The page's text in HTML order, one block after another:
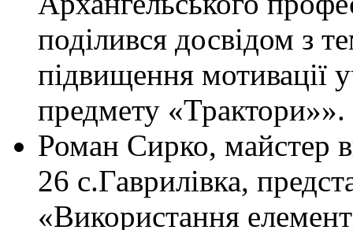
поділився досвідом з
підвищення мотивації
предмету «Трактори»».
Роман Сирко, майстер
26 с.Гаврилівка,
«Використання